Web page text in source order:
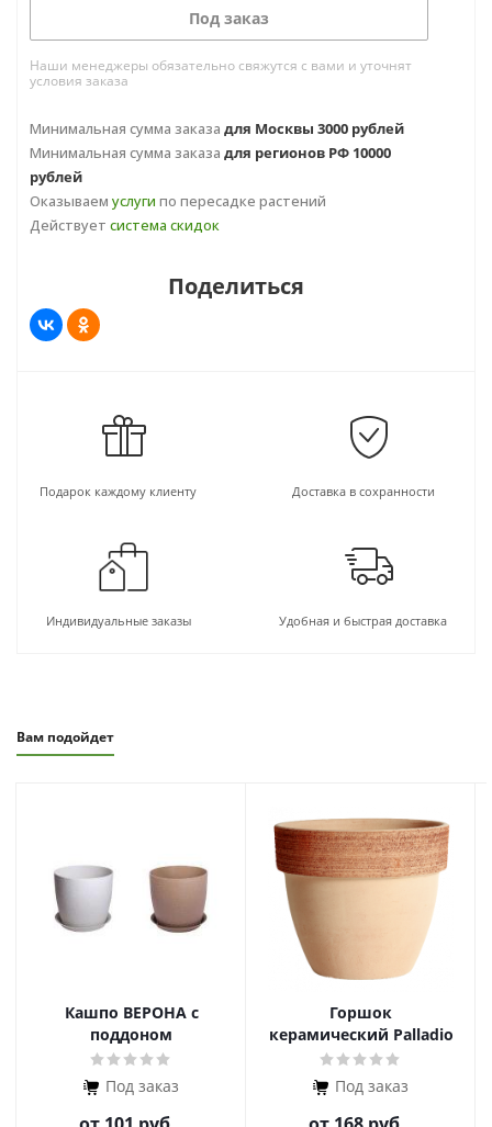
Под заказ
Наши менеджеры обязательно свяжутся с вами и уточнят
условия заказа
Минимальная сумма заказа для Москвы 3000 рублей
Минимальная сумма заказа для регионов РФ 10000
рублей
Оказываем услуги по пересадке растений
Действует система скидок
Поделиться
Подарок каждому клиенту Доставка в сохранности
Индивидуальные заказы Удобная и быстрая доставка
Вам подойдет
Кашпо ВЕРОНА с
поддоном
Под заказ
Горшок
керамический Palladio
Graffiato
Под заказ